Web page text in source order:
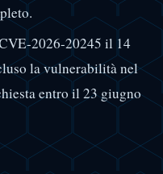
2026-20245 il 14
la vulnerabilità nel
entro il 23 giugno